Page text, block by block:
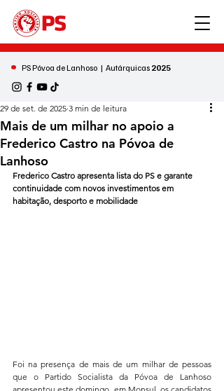
• PS Póvoa de Lanhoso | Autárquicas 2025
Mais de um milhar no apoio a
Frederico Castro na Póvoa de
Lanhoso
29 de set. de 2025 3 min de leitura
Frederico Castro apresenta lista do PS e garante
continuidade com novos investimentos em
habitação, desporto e mobilidade
Foi na presença de mais de um milhar de pessoas
que o Partido Socialista da Póvoa de Lanhoso